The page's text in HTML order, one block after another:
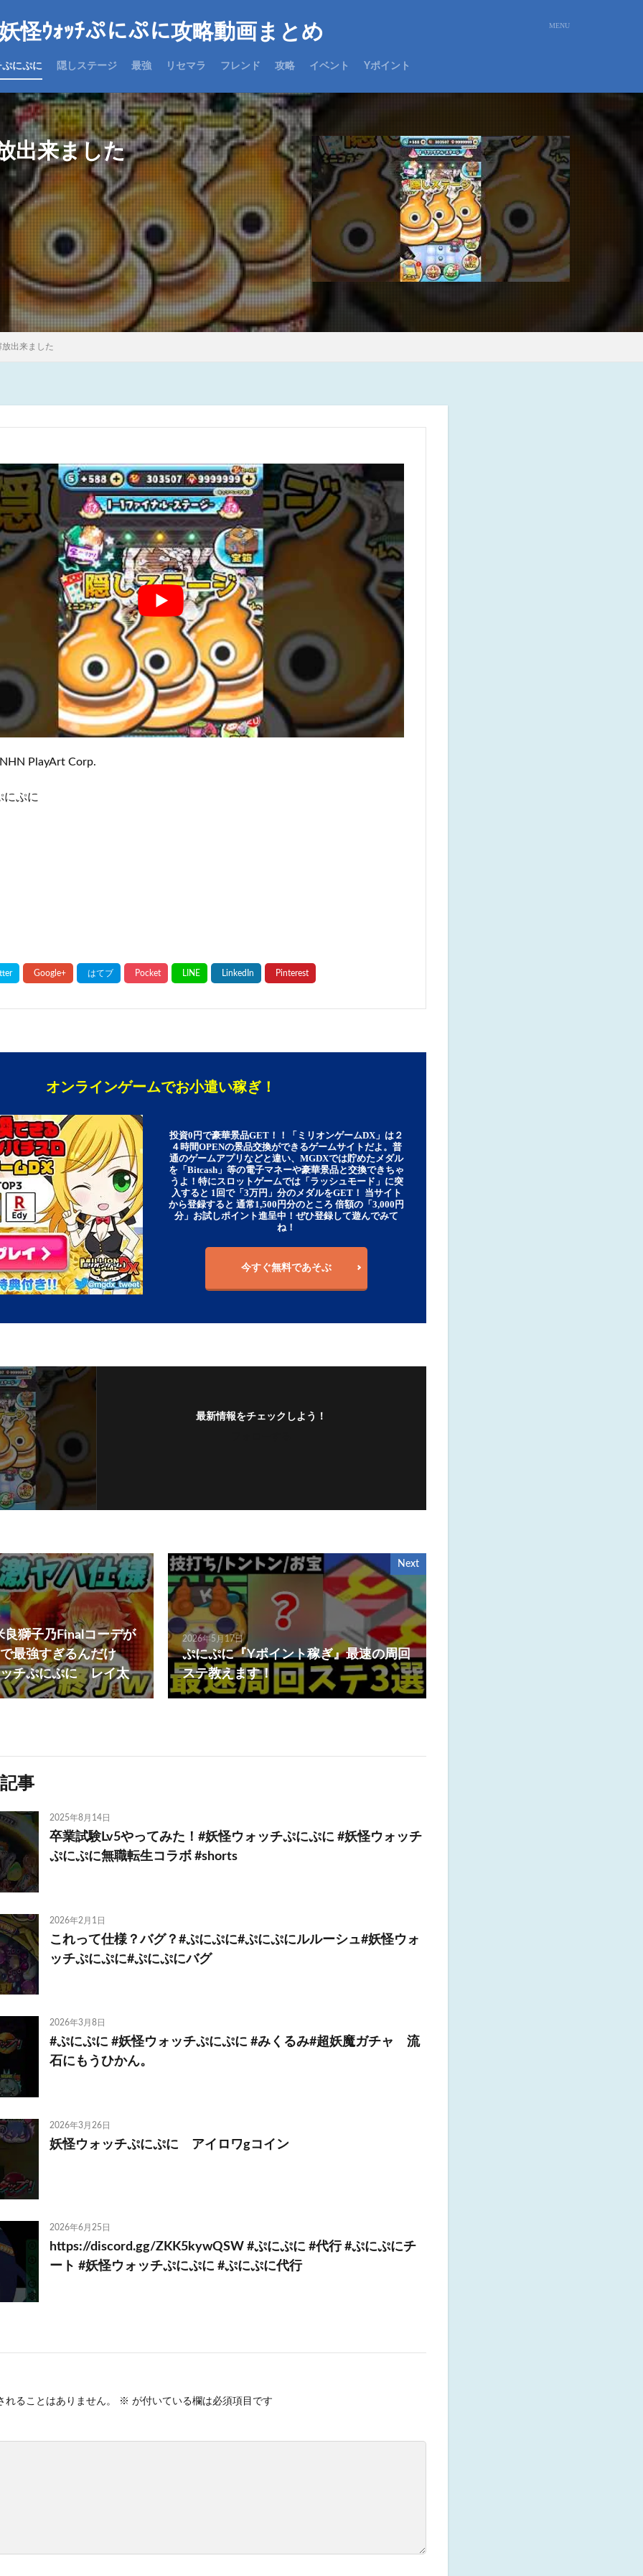
怪ｳｫｯﾁぷにぷに攻略動画まとめ
にぷに 隠しステージ 最強 リセマラ フレンド 攻略 イベント Yポイント
出来ました
出来ました
PlayArt Corp.
にぷに
オンラインゲームでお小遣い稼ぎ！
投資0円で豪華景品GET！！「ミリオンゲームDX」は２
４時間OPENの景品交換ができるゲームサイトだよ。普
通のゲームアプリなどと違い、MGDXでは貯めたメダル
を「Bitcash」等の電子マネーや豪華景品と交換できちゃ
うよ！特にスロットゲームでは「ラッシュモード」に突
入すると 1回で「3万円」分のメダルをGET！ 当サイト
から登録すると 通常1,500円分のところ 倍額の「3,000円
分」お試しポイント進呈中！ぜひ登録して遊んでみて
ね！
今すぐ無料であそぶ
最新情報をチェックしよう！
良獅子乃Finalコーデが
最強すぎるんだけ
チぷにぷに レイ太
Next
2026年5月17日
ぷにぷに『Yポイント稼ぎ』最速の周回
ステ教えます！
事
2025年8月14日
卒業試験Lv5やってみた！#妖怪ウォッチぷにぷに #妖怪ウォッチ
ぷにぷに無職転生コラボ #shorts
2026年2月1日
これって仕様？バグ？#ぷにぷに#ぷにぷにルルーシュ#妖怪ウォ
ッチぷにぷに#ぷにぷにバグ
2026年3月8日
#ぷにぷに #妖怪ウォッチぷにぷに #みくるみ#超妖魔ガチャ 流
石にもうひかん。
2026年3月26日
妖怪ウォッチぷにぷに アイロワgコイン
2026年6月25日
https://discord.gg/ZKK5kywQSW #ぷにぷに #代行 #ぷにぷにチ
ート #妖怪ウォッチぷにぷに #ぷにぷに代行
ることはありません。 ※ が付いている欄は必須項目です